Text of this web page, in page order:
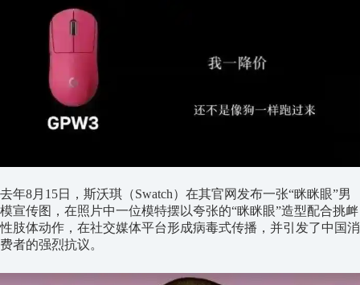
去年8月15日，斯沃琪（Swatch）在其官网发布一张“眯眯眼”男
模宣传图，在照片中一位模特摆以夸张的“眯眯眼”造型配合挑衅
性肢体动作，在社交媒体平台形成病毒式传播，并引发了中国消
费者的强烈抗议。